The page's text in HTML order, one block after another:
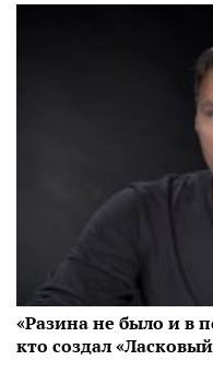
«Разина не было и в
кто создал